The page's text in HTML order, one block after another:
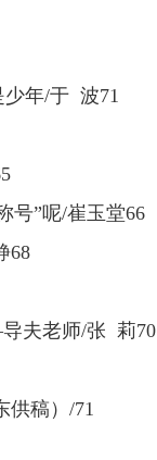
少年/于 波71
号”呢/崔玉堂66
68
导夫老师/张 莉70
供稿）/71